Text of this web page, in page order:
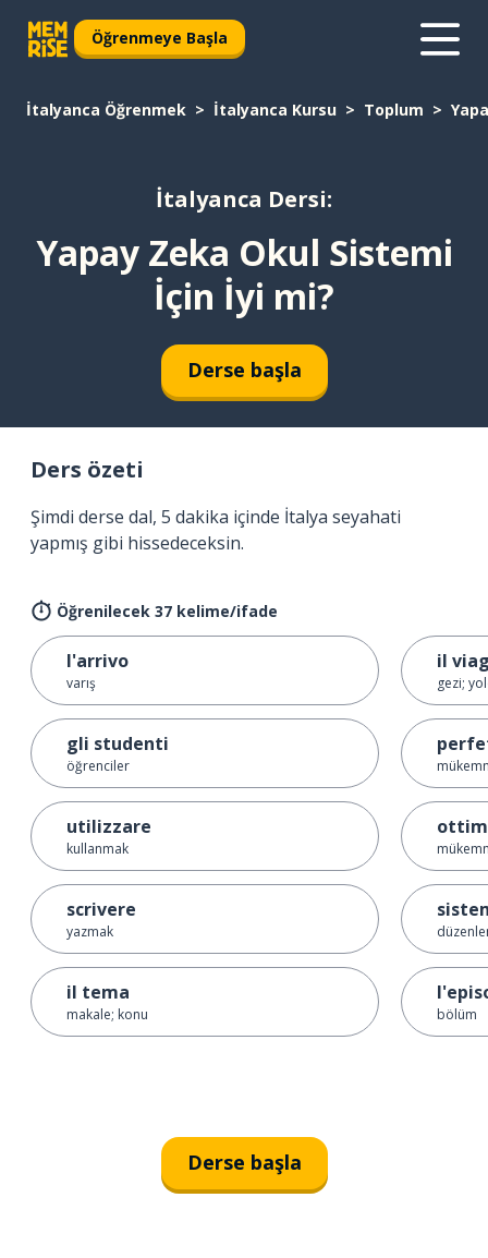
Öğrenmeye Başla
İtalyanca Öğrenmek İtalyanca Kursu Toplum
İtalyanca Dersi:
Yapay Zeka Okul Sistemi
İçin İyi mi?
Derse başla
Ders özeti
Şimdi derse dal, 5 dakika içinde İtalya seyahati
yapmış gibi hissedeceksin.
Öğrenilecek 37 kelime/ifade
l'arrivo
varış
gli studenti
öğrenciler
utilizzare
kullanmak
scrivere
yazmak
il tema
makale; konu
il
gezi;
bölüm
Derse başla